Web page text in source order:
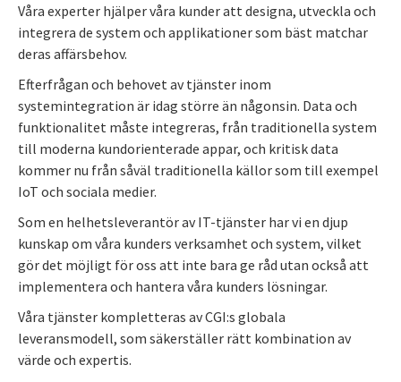
Våra experter hjälper våra kunder att designa, utveckla och
integrera de system och applikationer som bäst matchar
deras affärsbehov.
Efterfrågan och behovet av tjänster inom
systemintegration är idag större än någonsin. Data och
funktionalitet måste integreras, från traditionella system
till moderna kundorienterade appar, och kritisk data
kommer nu från såväl traditionella källor som till exempel
IoT och sociala medier.
Som en helhetsleverantör av IT-tjänster har vi en djup
kunskap om våra kunders verksamhet och system, vilket
gör det möjligt för oss att inte bara ge råd utan också att
implementera och hantera våra kunders lösningar.
Våra tjänster kompletteras av CGI:s globala
leveransmodell, som säkerställer rätt kombination av
värde och expertis.